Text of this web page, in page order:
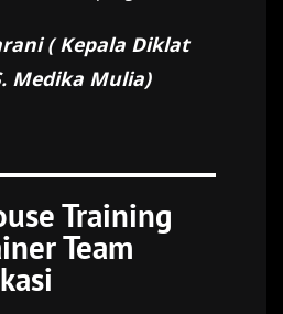
( Kepala Diklat
Medika Mulia)
Training
Team